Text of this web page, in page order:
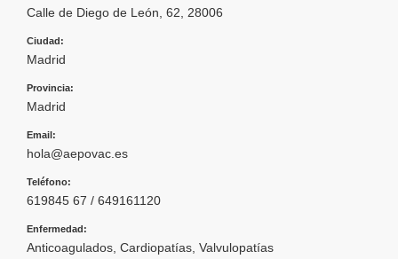
Calle de Diego de León, 62, 28006
Ciudad:
Madrid
Provincia:
Madrid
Email:
hola@aepovac.es
Teléfono:
619845 67 / 649161120
Enfermedad:
Anticoagulados Cardiopatías Valvulopatías